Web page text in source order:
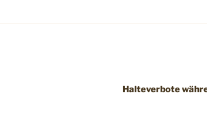
Halteverbote